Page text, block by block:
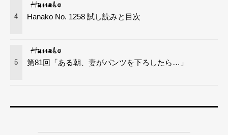
4 Hanako No. 1258 試し読みと目次
5 第81回「ある朝、妻がパンツを下ろしたら…」